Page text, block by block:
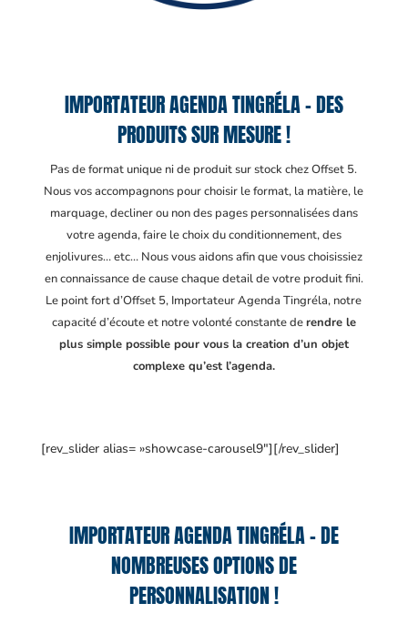
IMPORTATEUR AGENDA TINGRÉLA – DES
PRODUITS SUR MESURE !
Pas de format unique ni de produit sur stock chez Offset 5.
Nous vos accompagnons pour choisir le format, la matière, le
marquage, decliner ou non des pages personnalisées dans
votre agenda, faire le choix du conditionnement, des
enjolivures… etc… Nous vous aidons afin que vous choisissiez
en connaissance de cause chaque detail de votre produit fini.
Le point fort d’Offset 5, Importateur Agenda Tingréla, notre
capacité d’écoute et notre volonté constante derendre le
plus simple possible pour vous la creation d’un objet
complexe qu’est l’agenda.
[rev_slider alias= »showcase-carousel9″][/rev_slider]
IMPORTATEUR AGENDA TINGRÉLA – DE
NOMBREUSES OPTIONS DE
PERSONNALISATION !